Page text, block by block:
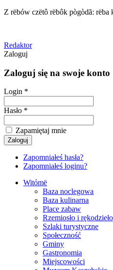
Z rëbów czëtô rëbôk pògòdã:
Redaktor
Zaloguj
Zaloguj się na swoje konto
Login *
Hasło *
Zapamiętaj mnie
Zapomniałeś hasła?
Zapomniałeś loginu?
Witómë
Baza noclegowa
Baza kulinarna
Place zabaw
Rzemiosło i rękodzieło
Szlaki turystyczne
Społeczność
Gminy
Gastronomia
Miejscowości